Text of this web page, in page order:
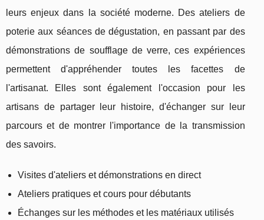
leurs enjeux dans la société moderne. Des ateliers de
poterie aux séances de dégustation, en passant par des
démonstrations de soufflage de verre, ces expériences
permettent d'appréhender toutes les facettes de
l'artisanat. Elles sont également l'occasion pour les
artisans de partager leur histoire, d'échanger sur leur
parcours et de montrer l'importance de la transmission
des savoirs.
Visites d'ateliers et démonstrations en direct
Ateliers pratiques et cours pour débutants
Échanges sur les méthodes et les matériaux utilisés